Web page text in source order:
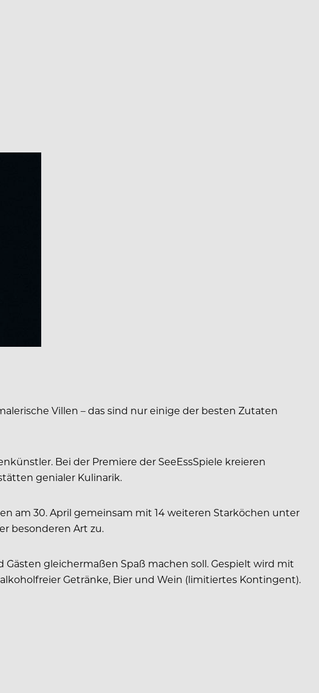
Villen – das sind nur einige der besten Zutaten
Bei der Premiere der SeeEssSpiele kreieren
genialer Kulinarik.
am 30. April gemeinsam mit 14 weiteren Starköchen unter
besonderen Art zu.
gleichermaßen Spaß machen soll. Gespielt wird mit
Getränke, Bier und Wein (limitiertes Kontingent).